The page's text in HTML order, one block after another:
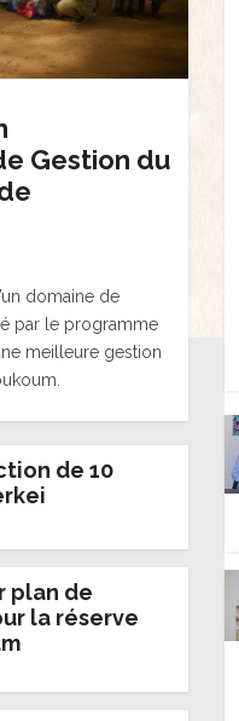
Gestion du
domaine de
par le programme
meilleure gestion
de 10
plan de
la réserve